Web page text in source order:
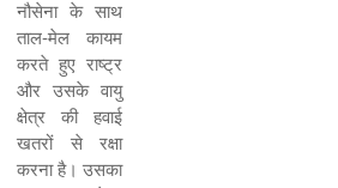
नौसेना के साथ
ताल-मेल कायम
करते हुए राष्ट्र
और उसके वायु
क्षेत्र की हवाई
खतरों से रक्षा
करना है। उसका